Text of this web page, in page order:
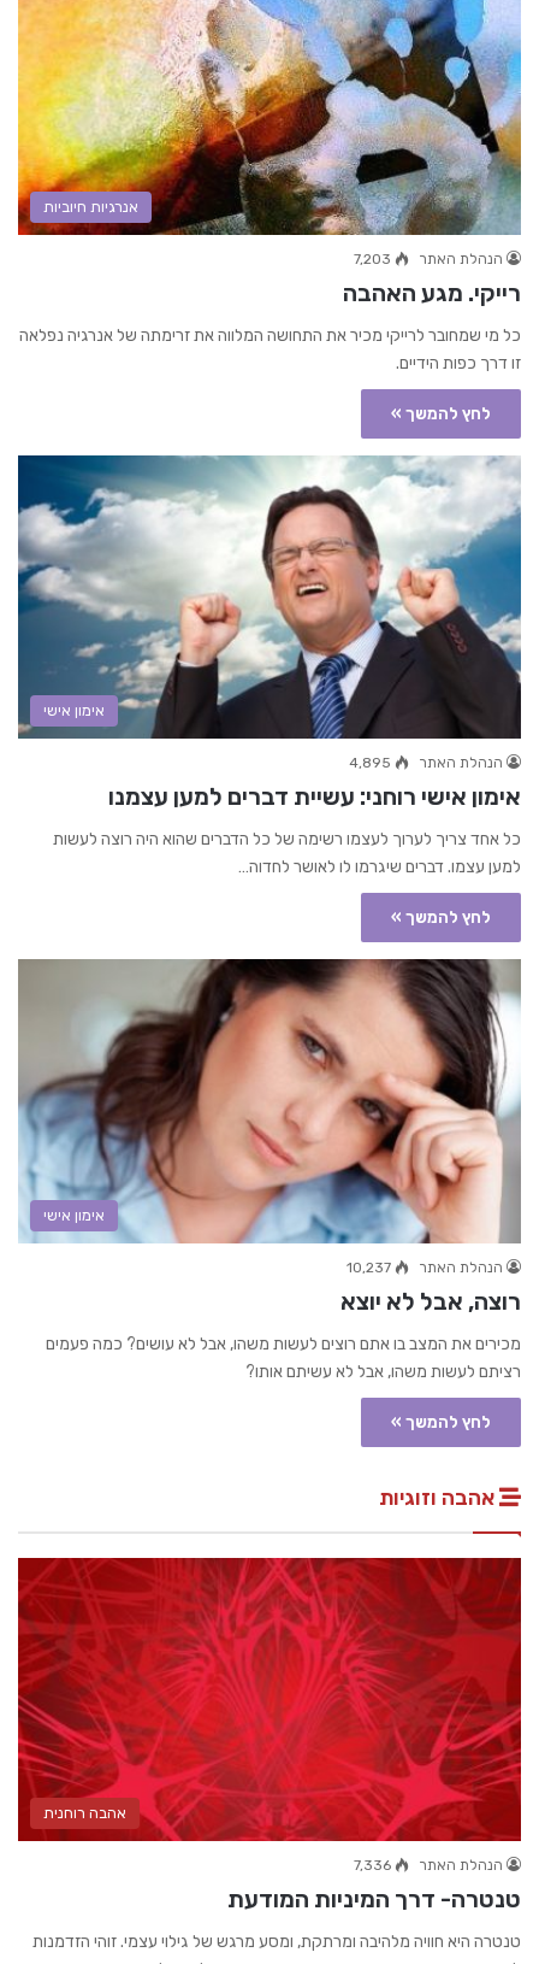
אנרגיות חיוביות
הנהלת האתר 7,203
רייקי. מגע האהבה
כל מי שמחובר לרייקי מכיר את התחושה המלווה את זרימתה של אנרגיה נפלאה
זו דרך כפות הידיים.
לחץ להמשך »
אימון אישי
הנהלת האתר 4,895
אימון אישי רוחני: עשיית דברים למען עצמנו
כל אחד צריך לערוך לעצמו רשימה של כל הדברים שהוא היה רוצה לעשות
למען עצמו. דברים שיגרמו לו לאושר לחדוה…
לחץ להמשך »
אימון אישי
הנהלת האתר 10,237
רוצה, אבל לא יוצא
מכירים את המצב בו אתם רוצים לעשות משהו, אבל לא עושים? כמה פעמים
רציתם לעשות משהו, אבל לא עשיתם אותו?
לחץ להמשך »
אהבה וזוגיות
אהבה רוחנית
הנהלת האתר 7,336
טנטרה- דרך המיניות המודעת
טנטרה היא חוויה מלהיבה ומרתקת, ומסע מרגש של גילוי עצמי. זוהי הזדמנות